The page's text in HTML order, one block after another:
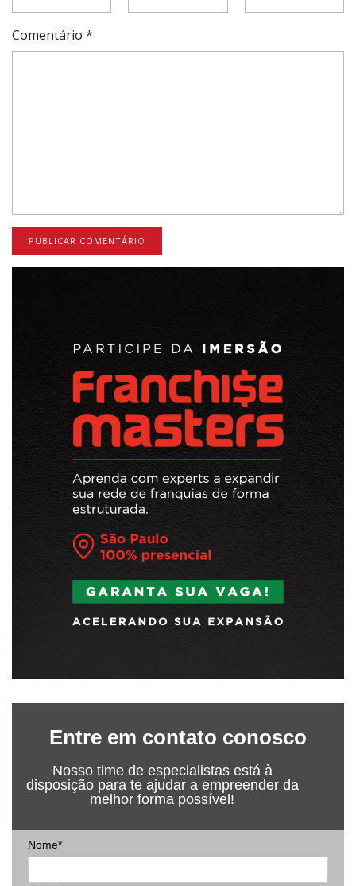
Comentário *
Entre em contato conosco
Nosso time de especialistas está à
disposição para te ajudar a empreender da
melhor forma possível!
Nome*